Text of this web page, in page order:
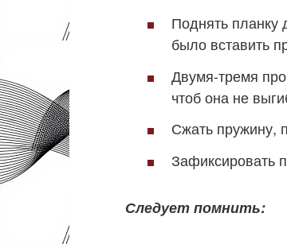
Поднять планку
было вставить
Двумя-тремя
чтоб она не
Сжать пружину,
Зафиксировать
Следует помнить: